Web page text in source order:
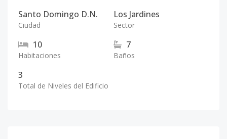
Santo Domingo D.N.
Ciudad
Los Jardines
Sector
10
Habitaciones
7
Baños
3
Total de Niveles del Edificio